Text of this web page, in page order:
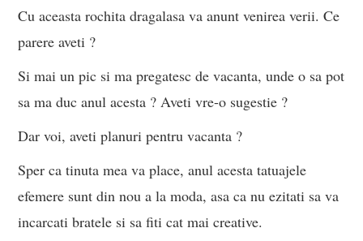
Cu aceasta rochita dragalasa va anunt venirea verii. Ce
parere aveti ?
Si mai un pic si ma pregatesc de vacanta, unde o sa pot
sa ma duc anul acesta ? Aveti vre-o sugestie ?
Dar voi, aveti planuri pentru vacanta ?
Sper ca tinuta mea va place, anul acesta tatuajele
efemere sunt din nou a la moda, asa ca nu ezitati sa va
incarcati bratele si sa fiti cat mai creative.